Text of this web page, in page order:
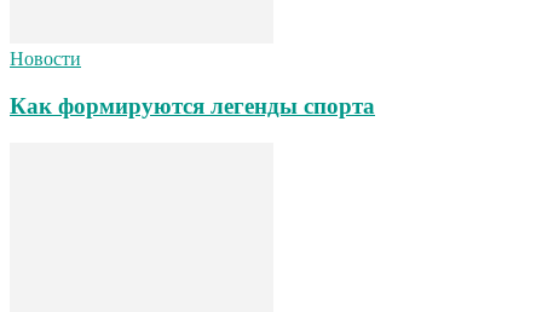
Новости
Как формируются легенды спорта